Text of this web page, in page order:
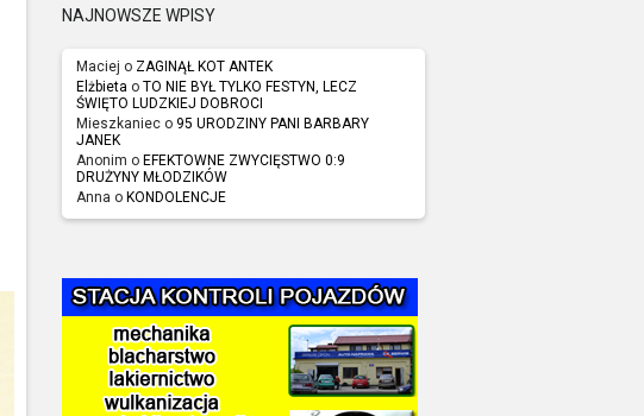
NAJNOWSZE WPISY
Maciej o ZAGINĄŁ KOT ANTEK
Elżbieta o TO NIE BYŁ TYLKO FESTYN, LECZ
ŚWIĘTO LUDZKIEJ DOBROCI
Mieszkaniec o 95 URODZINY PANI BARBARY
JANEK
Anonim o EFEKTOWNE ZWYCIĘSTWO 0:9
DRUŻYNY MŁODZIKÓW
Anna o KONDOLENCJE